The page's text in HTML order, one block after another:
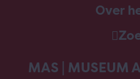
Over
MAS | MUSEUM